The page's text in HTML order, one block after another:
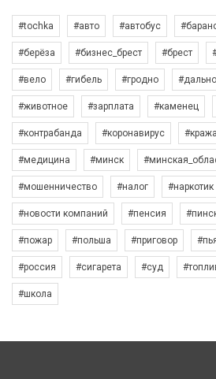
#tochka #авто #автобус
#берёза #бизнес_брест #брест
#вело #гибель #гродно
#животное #зарплата #каменец
#контрабанда #коронавирус #кража
#медицина #минск
#мошенничество #налог #наркотик
#новости компаний #пенсия
#пожар #польша #приговор
#россия #сигарета #суд
#школа